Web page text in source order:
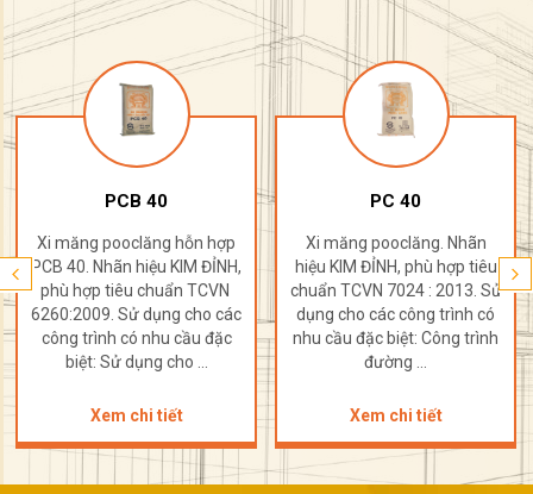
PCB 40
Xi măng pooclăng hỗn hợp
PCB 40. Nhãn hiệu KIM ĐỈNH,
phù hợp tiêu chuẩn TCVN
6260:2009. Sử dụng cho các
công trình có nhu cầu đặc
biệt: Sử dụng cho ...
Xem chi tiết
PC 40
Xi măng pooclăng. Nhãn
hiệu KIM ĐỈNH, phù hợp tiêu
chuẩn TCVN 7024 : 2013. Sử
dụng cho các công trình có
nhu cầu đặc biệt: Công trình
đường ...
Xem chi tiết